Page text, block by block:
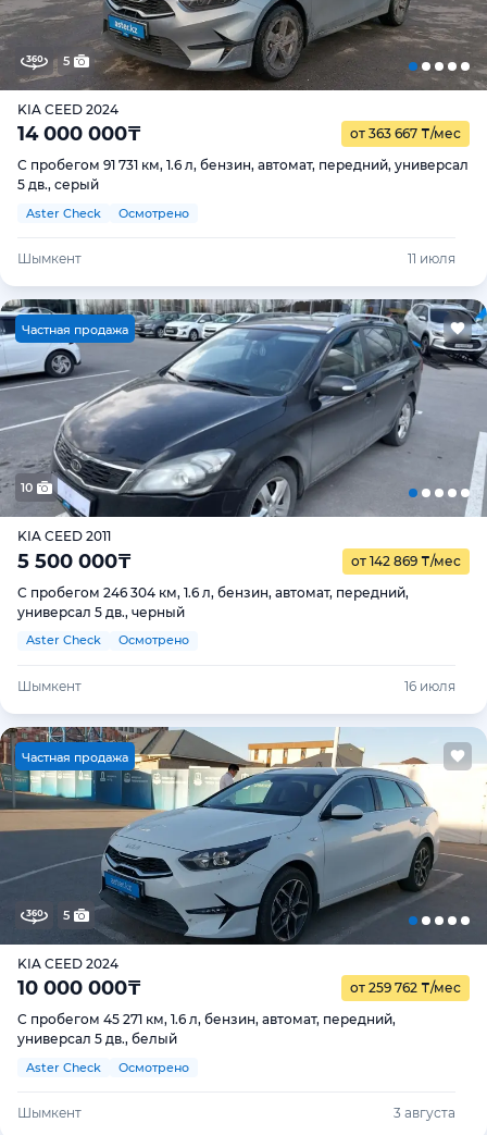
5
KIA CEED 2024
14 000 000₸ от 363 667 ₸/мес
С пробегом 91 731 км, 1.6 л, бензин, автомат, передний, универсал
5 дв., серый
Aster Check Осмотрено
Шымкент 11 июля
Частная продажа
10
KIA CEED 2011
5 500 000₸ от 142 869 ₸/мес
С пробегом 246 304 км, 1.6 л, бензин, автомат, передний,
универсал 5 дв., черный
Aster Check Осмотрено
Шымкент 16 июля
Частная продажа
5
KIA CEED 2024
10 000 000₸ от 259 762 ₸/мес
С пробегом 45 271 км, 1.6 л, бензин, автомат, передний,
универсал 5 дв., белый
Aster Check Осмотрено
Шымкент 3 августа